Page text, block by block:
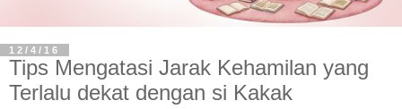
12/4/16
Tips Mengatasi Jarak Kehamilan yang
Terlalu dekat dengan si Kakak